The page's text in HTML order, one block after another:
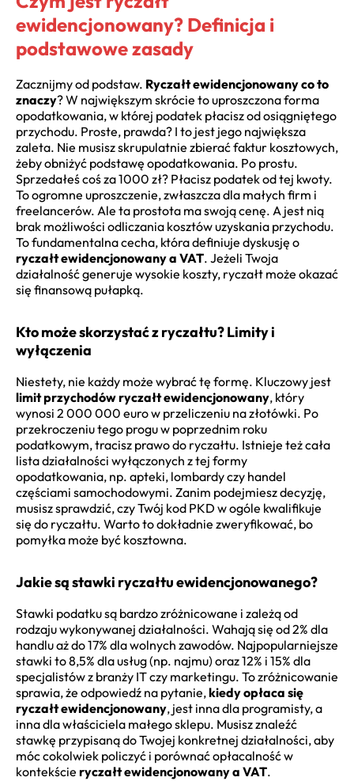
ewidencjonowany? Definicja i
podstawowe zasady
Zacznijmy od podstaw. Ryczałt ewidencjonowany co to
znaczy? W największym skrócie to uproszczona forma
opodatkowania, w której podatek płacisz od osiągniętego
przychodu. Proste, prawda? I to jest jego największa
zaleta. Nie musisz skrupulatnie zbierać faktur kosztowych,
żeby obniżyć podstawę opodatkowania. Po prostu.
Sprzedałeś coś za 1000 zł? Płacisz podatek od tej kwoty.
To ogromne uproszczenie, zwłaszcza dla małych firm i
freelancerów. Ale ta prostota ma swoją cenę. A jest nią
brak możliwości odliczania kosztów uzyskania przychodu.
To fundamentalna cecha, która definiuje dyskusję o
ryczałt ewidencjonowany a VAT. Jeżeli Twoja
działalność generuje wysokie koszty, ryczałt może okazać
się finansową pułapką.
Kto może skorzystać z ryczałtu? Limity i
wyłączenia
Niestety, nie każdy może wybrać tę formę. Kluczowy jest
limit przychodów ryczałt ewidencjonowany, który
wynosi 2 000 000 euro w przeliczeniu na złotówki. Po
przekroczeniu tego progu w poprzednim roku
podatkowym, tracisz prawo do ryczałtu. Istnieje też cała
lista działalności wyłączonych z tej formy
opodatkowania, np. apteki, lombardy czy handel
częściami samochodowymi. Zanim podejmiesz decyzję,
musisz sprawdzić, czy Twój kod PKD w ogóle kwalifikuje
się do ryczałtu. Warto to dokładnie zweryfikować, bo
pomyłka może być kosztowna.
Jakie są stawki ryczałtu ewidencjonowanego?
Stawki podatku są bardzo zróżnicowane i zależą od
rodzaju wykonywanej działalności. Wahają się od 2% dla
handlu aż do 17% dla wolnych zawodów. Najpopularniejsze
stawki to 8,5% dla usług (np. najmu) oraz 12% i 15% dla
specjalistów z branży IT czy marketingu. To zróżnicowanie
sprawia, że odpowiedź na pytanie,kiedy opłaca się
ryczałt ewidencjonowany, jest inna dla programisty, a
inna dla właściciela małego sklepu. Musisz znaleźć
stawkę przypisaną do Twojej konkretnej działalności, aby
móc cokolwiek policzyć i porównać opłacalność w
kontekście ryczałt ewidencjonowany a VAT.